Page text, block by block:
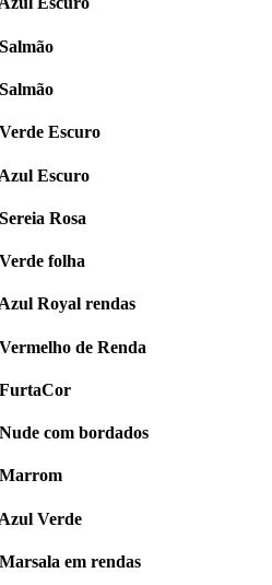
Escuro
Escuro
Rosa
folha
Royal rendas
de Renda
FurtaCor
com bordados
Marrom
Verde
em rendas